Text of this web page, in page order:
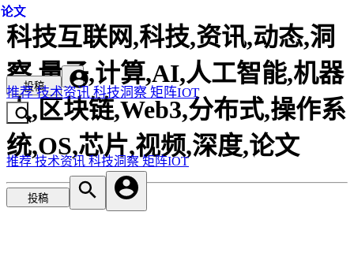
科技互联网,科技,资讯,动态,洞
察,量子,计算,AI,人工智能,机器
人,区块链,Web3,分布式,操作系
统,OS,芯片,视频,深度,论文
投稿
推荐技术资讯科技洞察 矩阵IOT
推荐技术资讯科技洞察矩阵IOT
投稿
论文
论文
论文
论文